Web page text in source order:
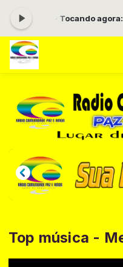
às 08:00 - Tocando agora:
Top música -